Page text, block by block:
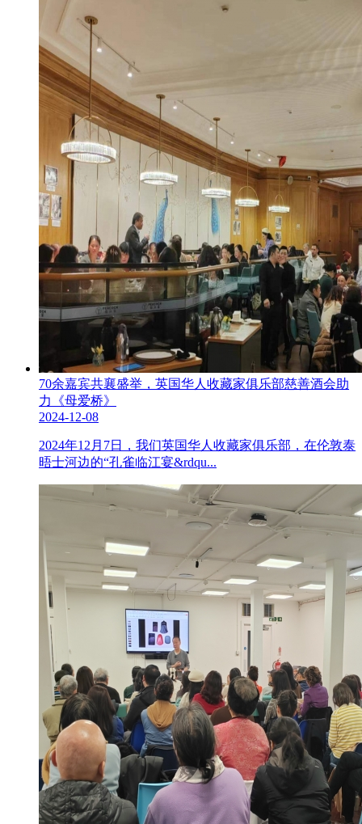
70余嘉宾共襄盛举，英国华人收藏家俱乐部慈善酒会助
力《母爱桥》
2024-12-08
2024年12月7日，我们英国华人收藏家俱乐部，在伦敦泰
晤士河边的“孔雀临江宴&rdqu...